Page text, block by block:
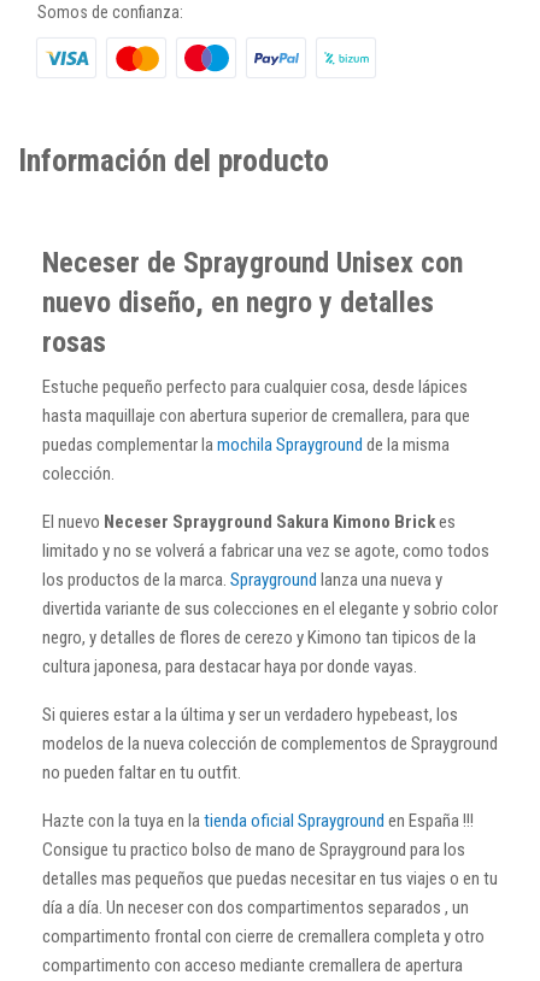
Somos de confianza:
Información del producto
Neceser de Sprayground Unisex con
nuevo diseño, en negro y detalles
rosas
Estuche pequeño perfecto para cualquier cosa, desde lápices
hasta maquillaje con abertura superior de cremallera, para que
puedas complementar lamochila Sprayground de la misma
colección.
El nuevo Neceser Sprayground Sakura Kimono Brickes
limitado y no se volverá a fabricar una vez se agote, como todos
los productos de la marca. Sprayground lanza una nueva y
divertida variante de sus colecciones en el elegante y sobrio color
negro, y detalles de flores de cerezo y Kimono tan tipicos de la
cultura japonesa, para destacar haya por donde vayas.
Si quieres estar a la última y ser un verdadero hypebeast, los
modelos de la nueva colección de complementos de Sprayground
no pueden faltar en tu outfit.
Hazte con la tuya en latienda oficial Sprayground en España !!!
Consigue tu practico bolso de mano de Sprayground para los
detalles mas pequeños que puedas necesitar en tus viajes o en tu
día a día. Un neceser con dos compartimentos separados , un
compartimento frontal con cierre de cremallera completa y otro
compartimento con acceso mediante cremallera de apertura